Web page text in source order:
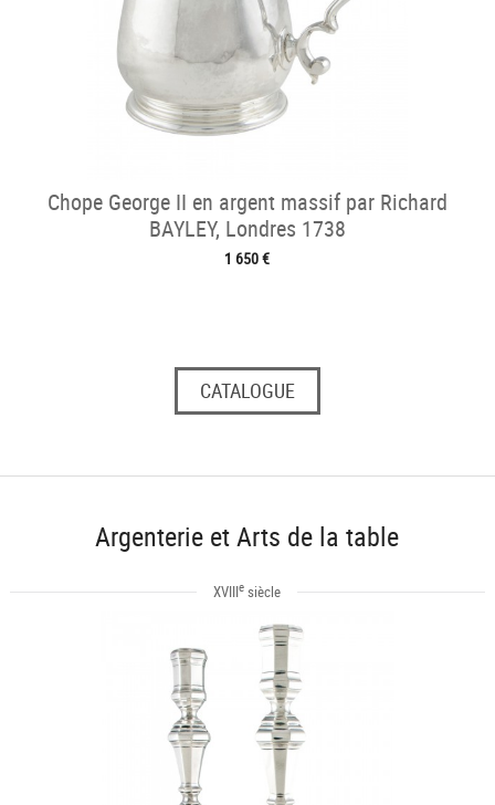
Chope George II en argent massif par Richard
BAYLEY, Londres 1738
1 650 €
CATALOGUE
Argenterie et Arts de la table
XVIIIe siècle